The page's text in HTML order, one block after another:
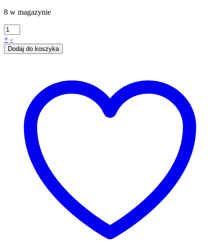
8 w magazynie
+ -
Dodaj do koszyka